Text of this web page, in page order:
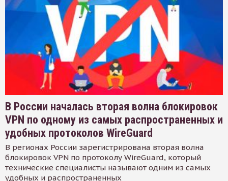
В России началась вторая волна блокировок
VPN по одному из самых распространенных и
удобных протоколов WireGuard
В регионах России зарегистрирована вторая волна
блокировок VPN по протоколу WireGuard, который
технические специалисты называют одним из самых
удобных и распространенных